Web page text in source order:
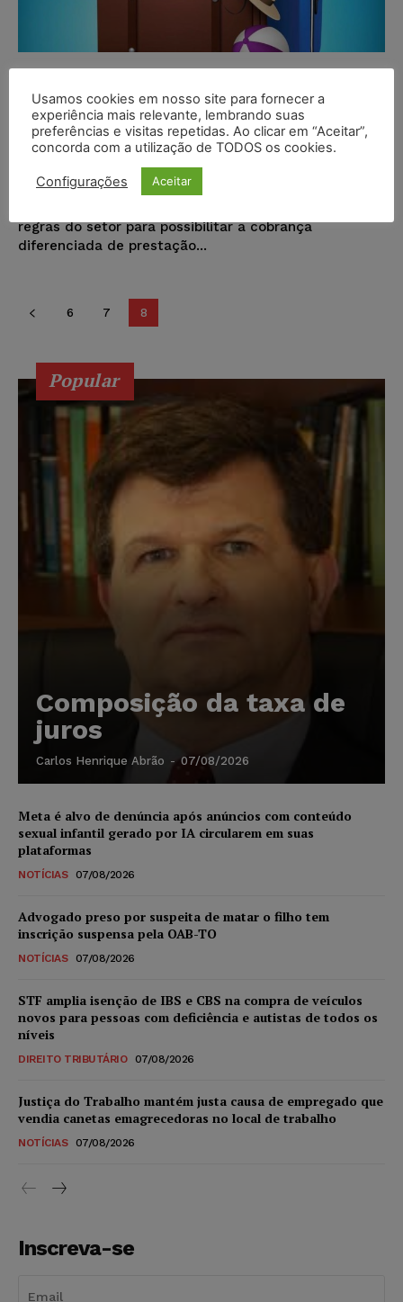
cobrança separada de serviços
para reduzir custos
Representantes das principais empresas aéreas que
regras do setor para possibilitar a cobrança
diferenciada de prestação...
6 7 8
Popular
Composição da taxa de
juros
Carlos Henrique Abrão - 07/08/2026
Meta é alvo de denúncia após anúncios com conteúdo
sexual infantil gerado por IA circularem em suas
plataformas
NOTÍCIAS 07/08/2026
Advogado preso por suspeita de matar o filho tem
inscrição suspensa pela OAB-TO
NOTÍCIAS 07/08/2026
STF amplia isenção de IBS e CBS na compra de veículos
novos para pessoas com deficiência e autistas de todos os
níveis
DIREITO TRIBUTÁRIO 07/08/2026
Justiça do Trabalho mantém justa causa de empregado que
vendia canetas emagrecedoras no local de trabalho
NOTÍCIAS 07/08/2026
Inscreva-se
Usamos cookies em nosso site para fornecer a
experiência mais relevante, lembrando suas
preferências e visitas repetidas. Ao clicar em “Aceitar”,
concorda com a utilização de TODOS os cookies.
Configurações Aceitar